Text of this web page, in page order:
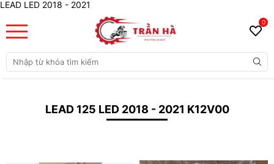
LEAD LED 2018 - 2021
0
LEAD 125 LED 2018 - 2021 K12V00